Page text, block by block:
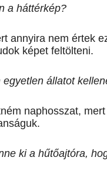
a háttérkép?
annyira nem értek
képet feltölteni.
állatot
naphosszat,
ki a hűtőajtóra,